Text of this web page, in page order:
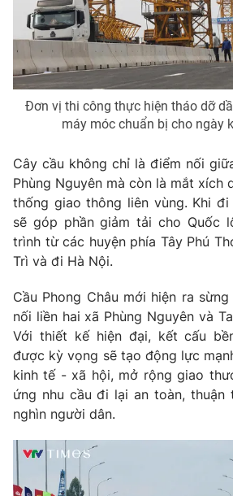
Đơn vị thi công thực hiện tháo dỡ
máy móc chuẩn bị cho ngày
Cây cầu không chỉ là điểm nối
Phùng Nguyên mà còn là mắt xích
thống giao thông liên vùng. Khi
sẽ góp phần giảm tải cho Quốc
trình từ các huyện phía Tây Phú
Trì và đi Hà Nội.
Cầu Phong Châu mới hiện ra
nối liền hai xã Phùng Nguyên và
Với thiết kế hiện đại, kết cấu
được kỳ vọng sẽ tạo động lực
kinh tế - xã hội, mở rộng giao
ứng nhu cầu đi lại an toàn, thuận
nghìn người dân.